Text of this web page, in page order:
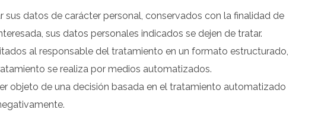
datos de carácter personal, conservados con la finalidad de
sus datos personales indicados se dejen de tratar.
al responsable del tratamiento en un formato estructurado,
se realiza por medios automatizados.
objeto de una decisión basada en el tratamiento automatizado